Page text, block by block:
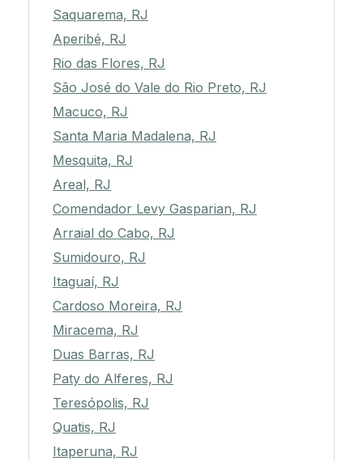
Saquarema, RJ
Aperibé, RJ
Rio das Flores, RJ
São José do Vale do Rio Preto, RJ
Macuco, RJ
Santa Maria Madalena, RJ
Mesquita, RJ
Areal, RJ
Comendador Levy Gasparian, RJ
Arraial do Cabo, RJ
Sumidouro, RJ
Itaguaí, RJ
Cardoso Moreira, RJ
Miracema, RJ
Duas Barras, RJ
Paty do Alferes, RJ
Teresópolis, RJ
Quatis, RJ
Itaperuna, RJ